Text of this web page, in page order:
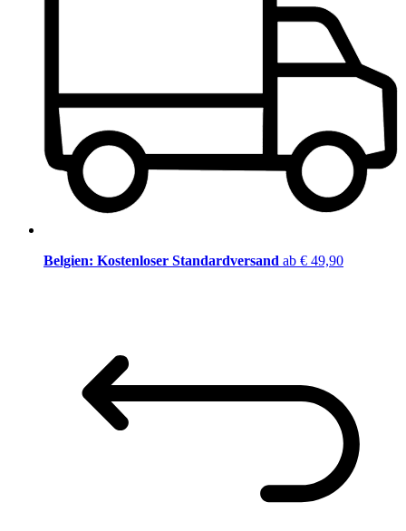
Belgien: Kostenloser Standardversand ab € 49,90